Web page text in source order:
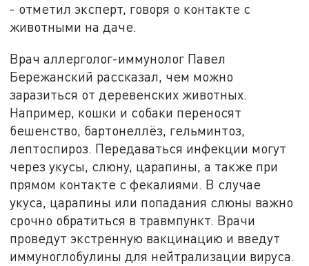
- отметил эксперт, говоря о контакте с
животными на даче.
Врач аллерголог-иммунолог Павел
Бережанский рассказал, чем можно
заразиться от деревенских животных.
Например, кошки и собаки переносят
бешенство, бартонеллёз, гельминтоз,
лептоспироз. Передаваться инфекции могут
через укусы, слюну, царапины, а также при
прямом контакте с фекалиями. В случае
укуса, царапины или попадания слюны важно
срочно обратиться в травмпункт. Врачи
проведут экстренную вакцинацию и введут
иммуноглобулины для нейтрализации вируса.